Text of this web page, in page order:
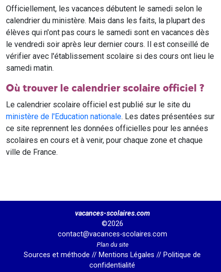
Officiellement, les vacances débutent le samedi selon le
calendrier du ministère. Mais dans les faits, la plupart des
élèves qui n'ont pas cours le samedi sont en vacances dès
le vendredi soir après leur dernier cours. Il est conseillé de
vérifier avec l'établissement scolaire si des cours ont lieu le
samedi matin.
Où trouver le calendrier scolaire officiel ?
Le calendrier scolaire officiel est publié sur le site du
ministère de l'Education nationale. Les dates présentées sur
ce site reprennent les données officielles pour les années
scolaires en cours et à venir, pour chaque zone et chaque
ville de France.
vacances-scolaires.com
©2026
contact@vacances-scolaires.com
Plan du site
Sources et méthode // Mentions Légales // Politique de
confidentialité